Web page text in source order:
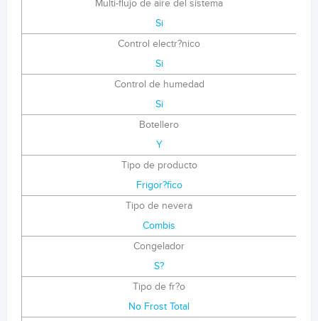
Multi-flujo de aire del sistema
Si
Control electr?nico
Si
Control de humedad
Si
Botellero
Y
Tipo de producto
Frigor?fico
Tipo de nevera
Combis
Congelador
S?
Tipo de fr?o
No Frost Total